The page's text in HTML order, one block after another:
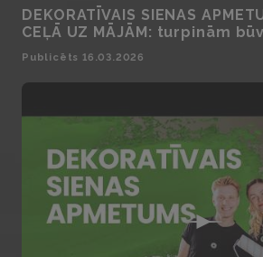
DEKORATĪVAIS SIENAS
CEĻĀ UZ MĀJĀM: turpinām
Publicēts 16.03.2026